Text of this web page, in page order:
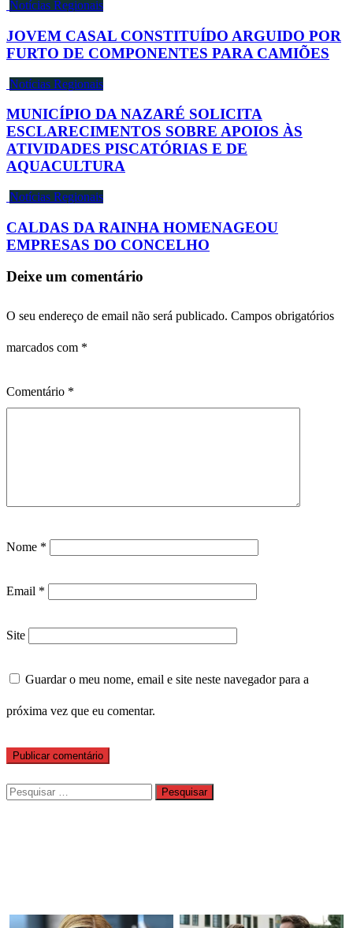
Notícias Regionais
JOVEM CASAL CONSTITUÍDO ARGUIDO POR
FURTO DE COMPONENTES PARA CAMIÕES
Notícias Regionais
MUNICÍPIO DA NAZARÉ SOLICITA
ESCLARECIMENTOS SOBRE APOIOS ÀS
ATIVIDADES PISCATÓRIAS E DE
AQUACULTURA
Notícias Regionais
CALDAS DA RAINHA HOMENAGEOU
EMPRESAS DO CONCELHO
Deixe um comentário
O seu endereço de email não será publicado. Campos obrigatórios
marcados com *
Comentário *
Nome *
Email *
Site
Guardar o meu nome, email e site neste navegador para a
próxima vez que eu comentar.
Pesquisar
por: